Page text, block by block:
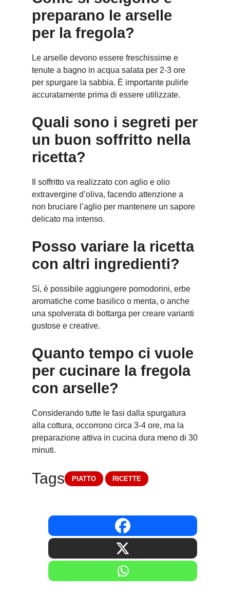
preparano le arselle
per la fregola?
Le arselle devono essere freschissime e
tenute a bagno in acqua salata per 2-3 ore
per spurgare la sabbia. È importante pulirle
accuratamente prima di essere utilizzate.
Quali sono i segreti per
un buon soffritto nella
ricetta?
Il soffritto va realizzato con aglio e olio
extravergine d’oliva, facendo attenzione a
non bruciare l’aglio per mantenere un sapore
delicato ma intenso.
Posso variare la ricetta
con altri ingredienti?
Sì, è possibile aggiungere pomodorini, erbe
aromatiche come basilico o menta, o anche
una spolverata di bottarga per creare varianti
gustose e creative.
Quanto tempo ci vuole
per cucinare la fregola
con arselle?
Considerando tutte le fasi dalla spurgatura
alla cottura, occorrono circa 3-4 ore, ma la
preparazione attiva in cucina dura meno di 30
minuti.
Tags PIATTO RICETTE